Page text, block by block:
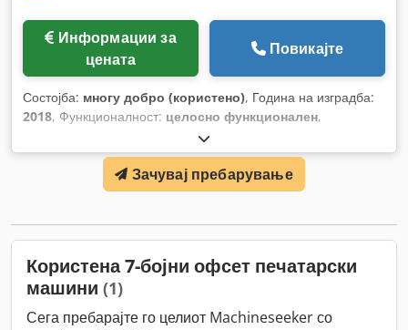
цената
Повикајте
Состојба: многу добро (користено), Година на изградба:
2018, Функционалност: целосно функционален,
Зачувај пребарување
Користена 7-бојни офсет печатарски
машини (1)
Сега пребарајте го целиот Machineseeker со